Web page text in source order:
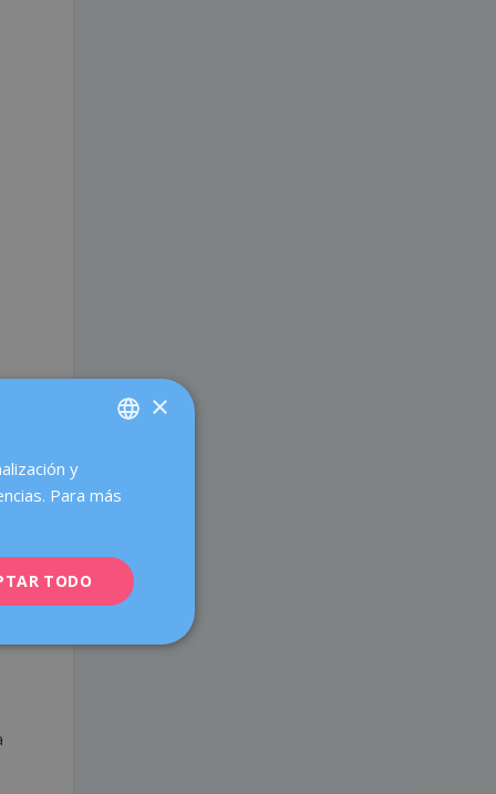
CATALÀ
FRENCH
×
y
Para más
TODO